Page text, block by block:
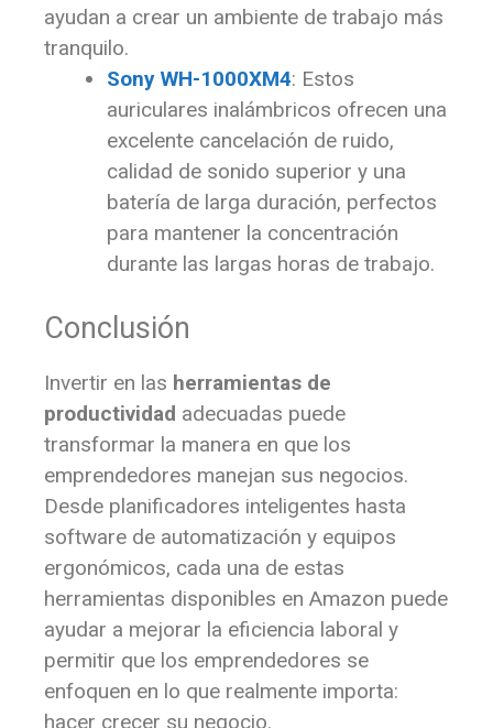
ayudan a crear un ambiente de trabajo más
tranquilo.
Sony WH-1000XM4: Estos
auriculares inalámbricos ofrecen una
excelente cancelación de ruido,
calidad de sonido superior y una
batería de larga duración, perfectos
para mantener la concentración
durante las largas horas de trabajo.
Conclusión
Invertir en las herramientas de
productividad adecuadas puede
transformar la manera en que los
emprendedores manejan sus negocios.
Desde planificadores inteligentes hasta
software de automatización y equipos
ergonómicos, cada una de estas
herramientas disponibles en Amazon puede
ayudar a mejorar la eficiencia laboral y
permitir que los emprendedores se
enfoquen en lo que realmente importa:
hacer crecer su negocio.